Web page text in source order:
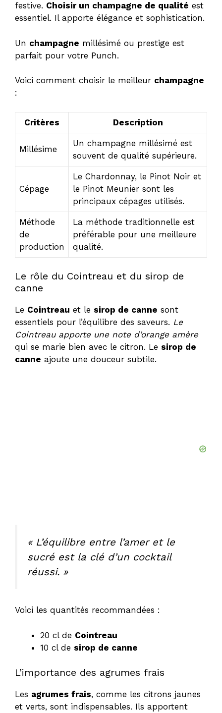
V
i
d
e
o
festive. Choisir un champagne de qualité est
essentiel. Il apporte élégance et sophistication.
Un champagne millésimé ou prestige est
parfait pour votre Punch.
Voici comment choisir le meilleur champagne
:
Critères Description
Millésime
Un champagne millésimé est
souvent de qualité supérieure.
Cépage
Le Chardonnay, le Pinot Noir et
le Pinot Meunier sont les
principaux cépages utilisés.
Méthode
de
production
La méthode traditionnelle est
préférable pour une meilleure
qualité.
Le rôle du Cointreau et du sirop de
canne
Le Cointreau et le sirop de canne sont
essentiels pour l’équilibre des saveurs. Le
Cointreau apporte une note d’orange amère
qui se marie bien avec le citron. Le sirop de
canne ajoute une douceur subtile.
« L’équilibre entre l’amer et le
sucré est la clé d’un cocktail
réussi. »
Voici les quantités recommandées :
20 cl de Cointreau
10 cl de sirop de canne
L’importance des agrumes frais
Les agrumes frais, comme les citrons jaunes
et verts, sont indispensables. Ils apportent